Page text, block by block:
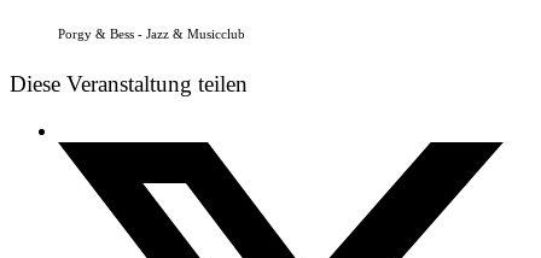
Porgy & Bess - Jazz & Musicclub
Diese Veranstaltung teilen